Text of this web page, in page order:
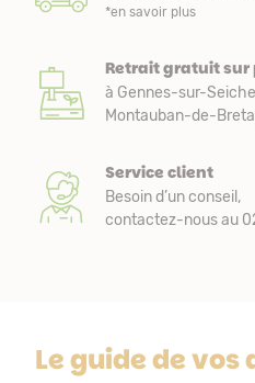
*en savoir plus
Retrait gratuit sur
à Gennes-sur-
Montauban-de-
Service client
Besoin d’un conseil,
contactez-nous au
Le guide de vos